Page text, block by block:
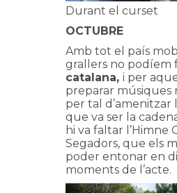
Durant el curset
OCTUBRE
Amb tot el país
grallers no podíem
catalana, i per
preparar músiques
per tal d’amenitzar
que va ser la
hi va faltar l’Himne
Segadors, que els
poder entonar en
moments de l’acte.